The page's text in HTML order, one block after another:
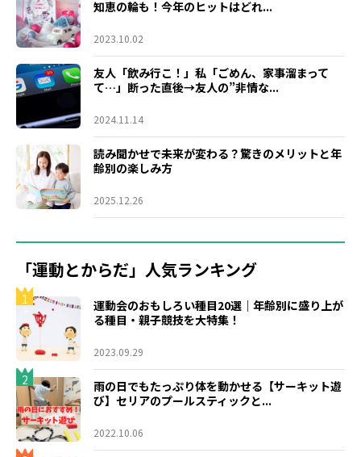
知恵の輪も！今年のヒットはどれ...
2023.10.02
友人「飲み行こ！」私「ごめん、家事溜まって
て…」断った直後→友人の”非情な...
2024.11.14
読み聞かせで未来が変わる？驚きのメリットと年
齢別の楽しみ方
2025.12.26
「運動とからだ」人気ランキング
1
運動会のおもしろい種目20選｜年齢別に盛り上が
る種目・親子競技を大特集！
2023.09.29
2
雨の日でもたっぷり体を動かせる【サーキット遊
び】セリアのプールスティックと...
2022.10.06